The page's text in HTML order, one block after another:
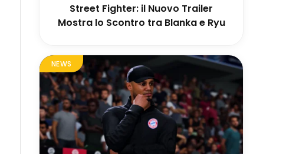
Street Fighter: il Nuovo Trailer
Mostra lo Scontro tra Blanka e Ryu
NEWS